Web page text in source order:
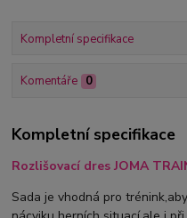
Kompletní specifikace
Komentáře 0
Kompletní specifikace
Rozlišovací dres JOMA
Sada je vhodná pro